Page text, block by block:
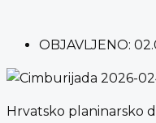
OBJAVLJENO:
Hrvatsko planinarsko